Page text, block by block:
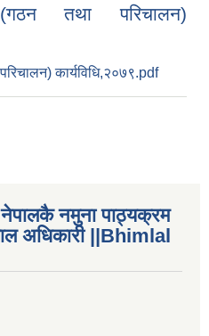
तथा परिचालन)
कार्यविधि,२०७९.pdf
नमुना पाठ्यक्रम
अधिकारी ||Bhimlal